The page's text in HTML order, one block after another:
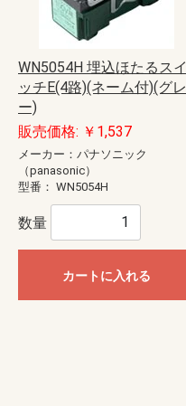
WN5054H 埋込ほたるスイ
ッチE(4路)(ネーム付)(グレ
ー)
販売価格: ￥1,537
メーカー：パナソニック
（panasonic）
型番： WN5054H
数量
カートに入れる